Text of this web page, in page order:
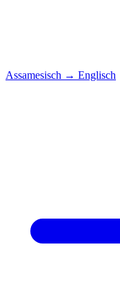
Assamesisch → Englisch